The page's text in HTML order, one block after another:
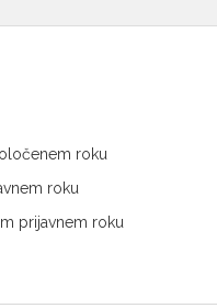
roku
roku
prijavnem roku